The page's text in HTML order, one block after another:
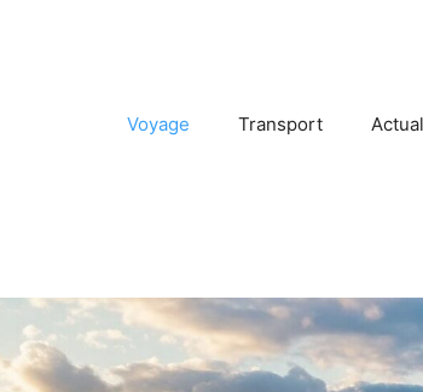
Voyage Transport